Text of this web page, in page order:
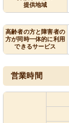
提供地域
高齢者の方と障害者の
方が同時一体的に利用
できるサービス
営業時間